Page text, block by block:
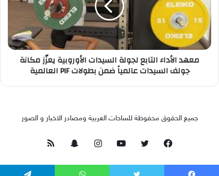
معهد الأداء التابع لجولة السيدات الأوروبية يعزّز مكانة
جولف السيدات عالمياً ضمن بطولات PIF العالمية
جميع الحقوق محفوظة للساحات العربية ومصادر الاخبار و الصور
فيسبوك تويتر يوتيوبانستقرامسناب
تشات
ملخص
الموقع